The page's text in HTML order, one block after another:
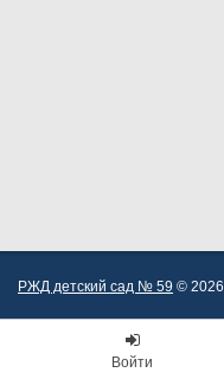
РЖД детский сад № 59 © 2026
Войти